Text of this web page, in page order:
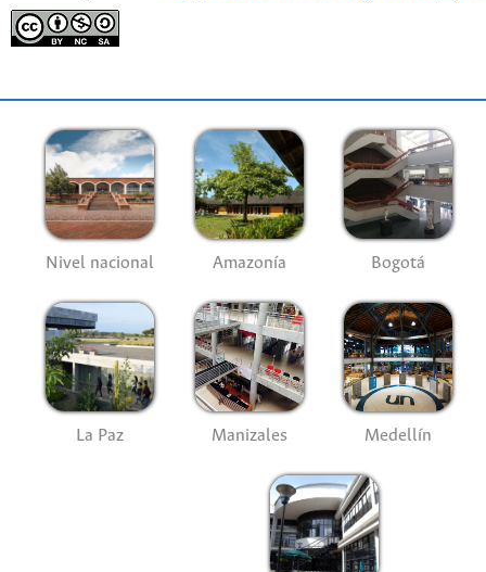
Nivel nacional Amazonía Bogotá
La Paz Manizales Medellín